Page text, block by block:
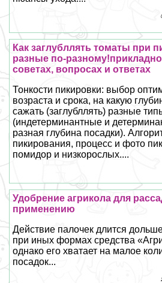
Как заглубллять томаты при
разные по-
советах, вопросах и ответах
Тонкости пикировки: выбор
возраста и срока, на какую
сажать (заглубллять) разные
(индетерминантные и
разная глубина посадки).
пикирования, процесс и фото
помидор и низкорослых....
Удобрение агрикола для
применению
Действие палочек длится
при иных формах средства
однако его хватает на малое
посадок...